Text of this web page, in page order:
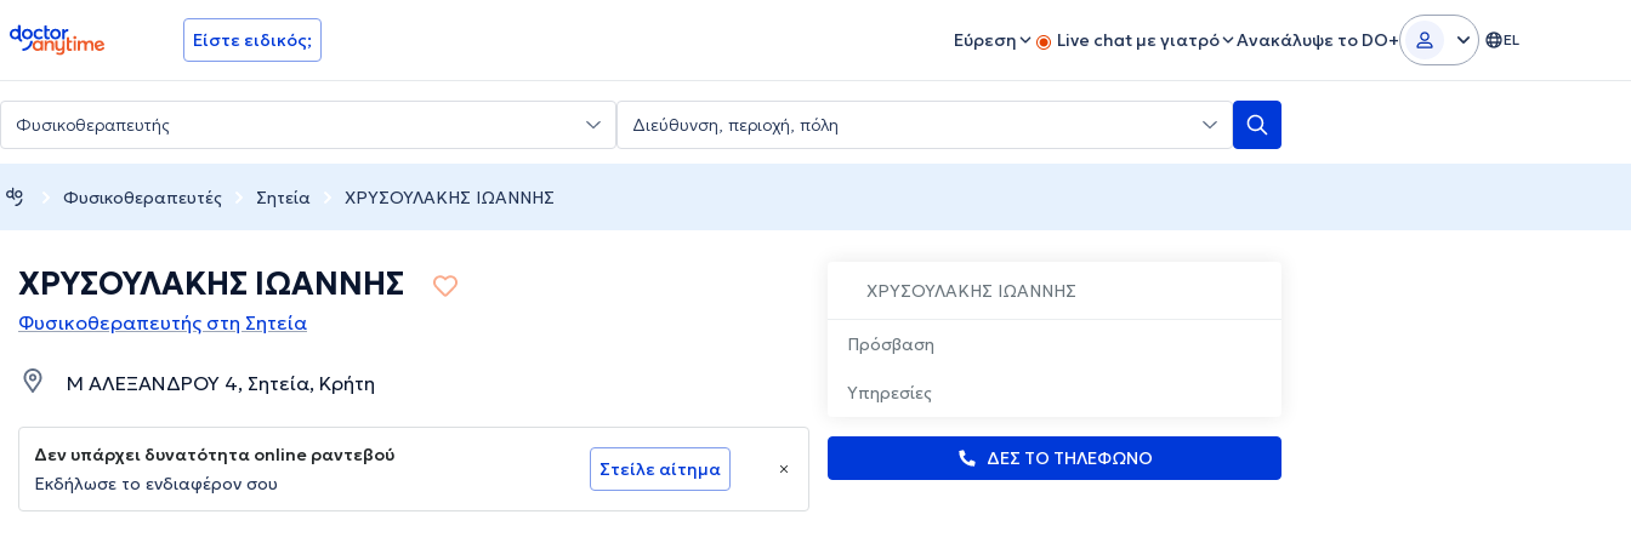
doctoranytime Είστε ειδικός; Εύρεση Live chat με γιατρό Ανακάλυψε το DO+ EL
Φυσικοθεραπευτές Σητεία ΧΡΥΣΟΥΛΑΚΗΣ ΙΩΑΝΝΗΣ
ΧΡΥΣΟΥΛΑΚΗΣ ΙΩΑΝΝΗΣ
Πρόσβαση
Υπηρεσίες
ΔΕΣ ΤΟ ΤΗΛΕΦΩΝΟ
ΧΡΥΣΟΥΛΑΚΗΣ ΙΩΑΝΝΗΣ
Φυσικοθεραπευτής στη Σητεία
Μ ΑΛΕΞΑΝΔΡΟΥ 4, Σητεία, Κρήτη
Δεν υπάρχει δυνατότητα online ραντεβού
Εκδήλωσε το ενδιαφέρον σου
Στείλε αίτημα